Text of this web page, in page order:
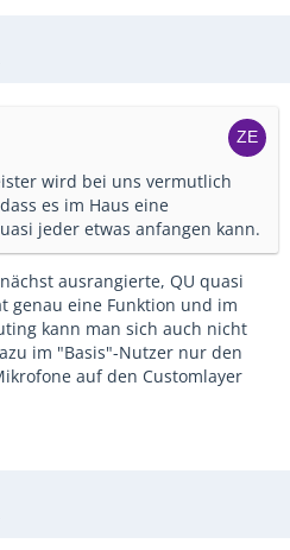
wird bei uns vermutlich
es im Haus eine
jeder etwas anfangen kann.
ausrangierte, QU quasi
genau eine Funktion und im
kann man sich auch nicht
im "Basis"-Nutzer nur den
auf den Customlayer